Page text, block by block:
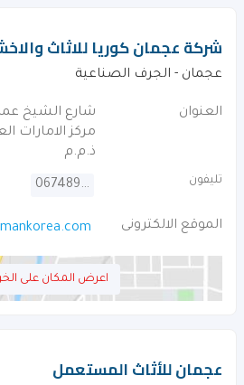
شركة عجمان كوريا للاثاث
عجمان - الجرف الصناعية
العنوان
شارع الشيخ
مركز الامارات
ذ.م.م
تليفون 067489191
الموقع الالكترونى
اعرض المكان على
عجمان للأثاث المستعمل